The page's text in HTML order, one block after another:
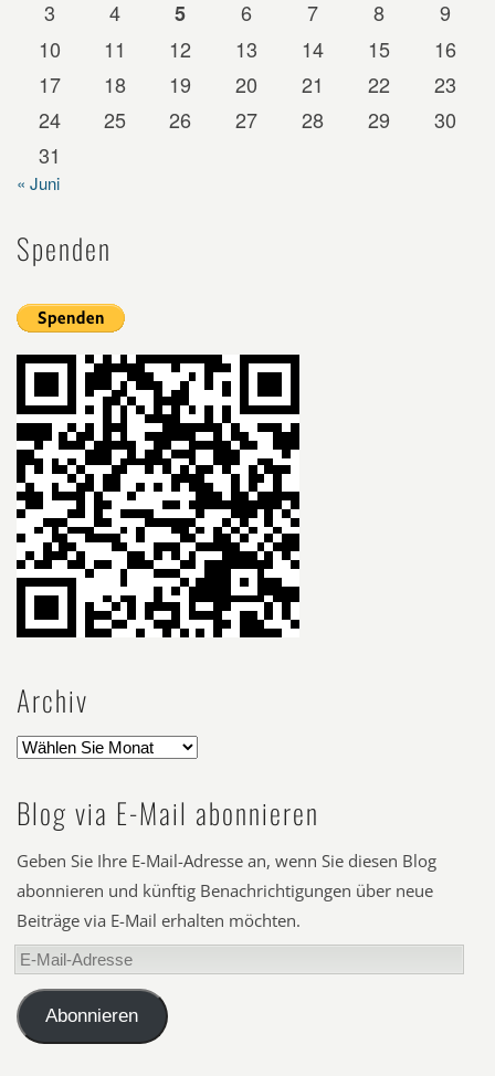
3 4 5 6 7 8
9
10
11 12 13 14 15
16
17
18 19 20 21 22
23
24
25 26 27 28 29
30
31
« Juni
Spenden
Archiv
Blog via E-Mail abonnieren
Geben Sie Ihre E-Mail-Adresse an, wenn Sie diesen Blog
abonnieren und künftig Benachrichtigungen über neue
Beiträge via E-Mail erhalten möchten.
E-
Mail-
AdresseAbonnieren